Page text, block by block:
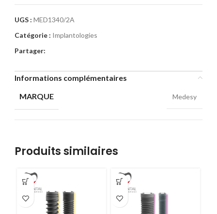
UGS : MED1340/2A
Catégorie : Implantologies
Partager:
Informations complémentaires
MARQUE
Medesy
Produits similaires